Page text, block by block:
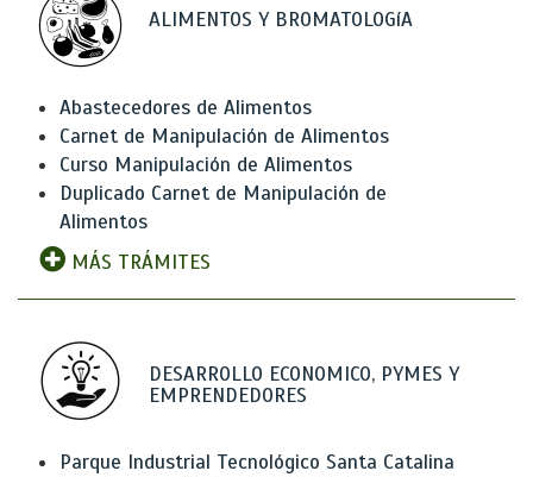
ALIMENTOS Y BROMATOLOGíA
Abastecedores de Alimentos
Carnet de Manipulación de Alimentos
Curso Manipulación de Alimentos
Duplicado Carnet de Manipulación de
Alimentos
MÁS TRÁMITES
DESARROLLO ECONOMICO, PYMES Y
EMPRENDEDORES
Parque Industrial Tecnológico Santa Catalina